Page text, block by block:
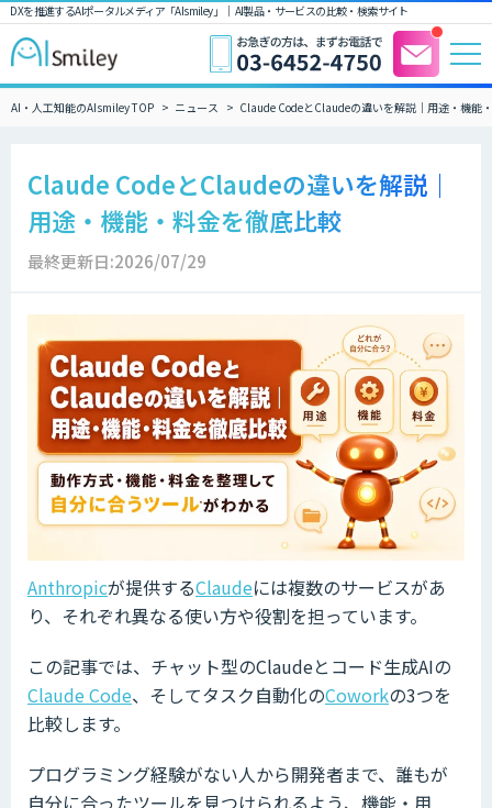
DXを推進するAIポータルメディア「AIsmiley」｜ AI製品・サービスの比較・検索サイト
AI・人工知能のAIsmiley TOP ニュース Claude CodeとClaudeの違いを解説｜用途・機能
Claude CodeとClaudeの違いを解説｜
用途・機能・料金を徹底比較
最終更新日:2026/07/29
Anthropicが提供するClaudeには複数のサービスがあ
り、それぞれ異なる使い方や役割を担っています。
この記事では、チャット型のClaudeとコード生成AIの
Claude Code、そしてタスク自動化のCoworkの3つを
比較します。
プログラミング経験がない人から開発者まで、誰もが
自分に合ったツールを見つけられるよう、機能・用